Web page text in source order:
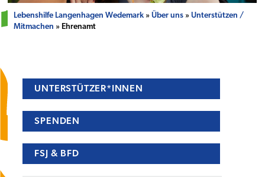
Lebenshilfe Langenhagen Wedemark »Über uns »Unterstützen /
Mitmachen » Ehrenamt
UNTERSTÜTZER*INNEN
SPENDEN
FSJ & BFD